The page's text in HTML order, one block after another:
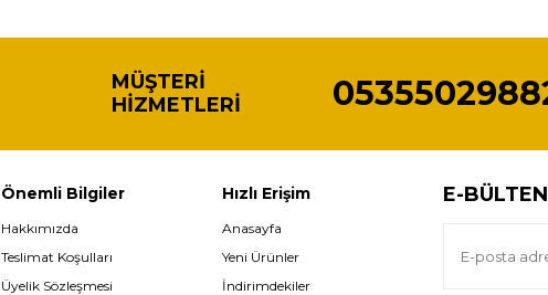
MÜŞTERI
HIZMETLERI
Önemli Bilgiler
Hakkımızda
Teslimat Koşulları
Üyelik Sözleşmesi
Hızlı Erişim
Anasayfa
Yeni Ürünler
İndirimdekiler
E-